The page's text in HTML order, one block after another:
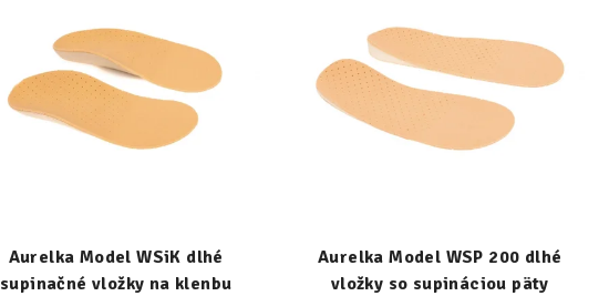
Aurelka Model WSiK dlhé
supinačné vložky na klenbu
Aurelka Model WSP 200 dlhé
vložky so supináciou päty